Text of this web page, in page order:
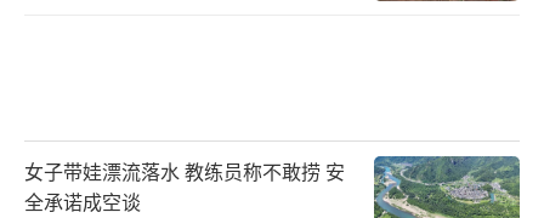
女子带娃漂流落水 教练员称不敢捞 安
全承诺成空谈